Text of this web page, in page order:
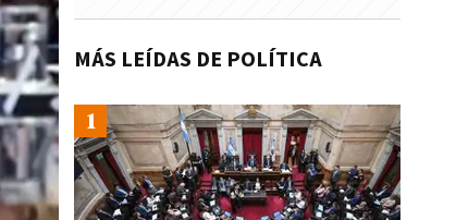
MÁS LEÍDAS DE POLÍTICA